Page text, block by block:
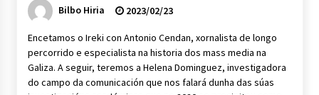
Bilbo Hiria
2023/02/23
Encetamos o Ireki con Antonio Cendan, xornalista de longo
percorrido e especialista na historia dos mass media na
Galiza. A seguir, teremos a Helena Dominguez, investigadora
do campo da comunicación que nos falará dunha das súas